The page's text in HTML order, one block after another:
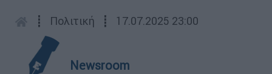
┋ Πολιτική ┋ 17.07.2025 23:00
Newsroom